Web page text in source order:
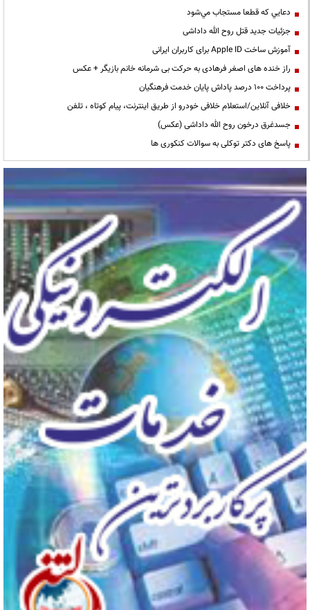
دعايي كه قطعا مستجاب مي‌شود
جزئیات جدید قتل روح الله داداشی
آموزش ساخت Apple ID برای کاربران ایرانی
راز خنده های اصغر فرهادی به حرکت بی شرمانه خانم بازیگر + عکس
پرداخت ۱۰۰ درصد پاداش پایان خدمت فرهنگیان
خلافی آنلاین/استعلام خلافی خودرو از طریق اینترنت، پیام کوتاه ، تلفن
جسدغرق درخون روح الله داداشی (عکس)
پاسخ های دکتر توکلی به سوالات کنکوری ها